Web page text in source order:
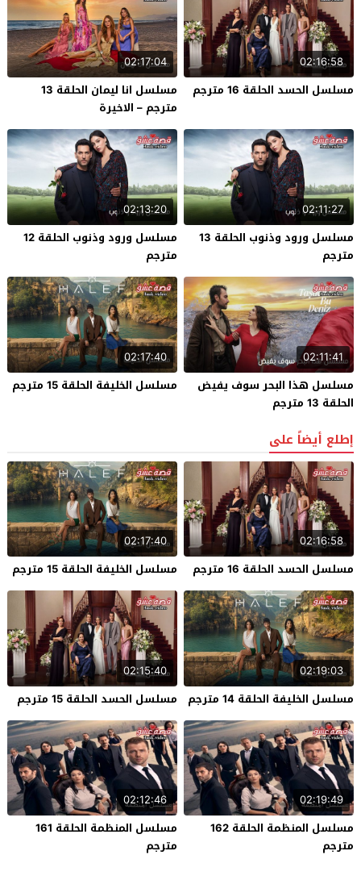
02:16:58
مسلسل الحسد الحلقة 16 مترجم
02:17:04
مسلسل انا ليمان الحلقة 13
مترجم – الاخيرة
02:11:27
مسلسل ورود وذنوب الحلقة 13
مترجم
02:13:20
مسلسل ورود وذنوب الحلقة 12
مترجم
02:11:41
مسلسل هذا البحر سوف يفيض
الحلقة 13 مترجم
02:17:40
مسلسل الخليفة الحلقة 15 مترجم
إطلع أيضاً على
02:16:58
مسلسل الحسد الحلقة 16 مترجم
02:17:40
مسلسل الخليفة الحلقة 15 مترجم
02:19:03
مسلسل الخليفة الحلقة 14 مترجم
02:15:40
مسلسل الحسد الحلقة 15 مترجم
02:19:49
مسلسل المنظمة الحلقة 162
مترجم
02:12:46
مسلسل المنظمة الحلقة 161
مترجم